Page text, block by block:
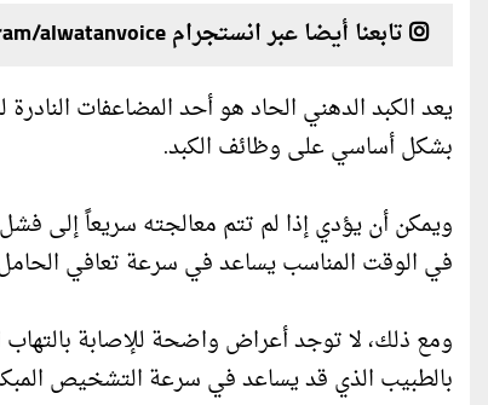
تابعنا أيضا عبر انستجرام instagram/alwatanvoice
يعد الكبد الدهني الحاد هو أحد المضاعفات
بشكل أساسي على وظائف الكبد.
ويمكن أن يؤدي إذا لم تتم معالجته سريعاً إلى
في الوقت المناسب يساعد في سرعة تعافي
ومع ذلك، لا توجد أعراض واضحة للإصابة
بالطبيب الذي قد يساعد في سرعة التشخيص